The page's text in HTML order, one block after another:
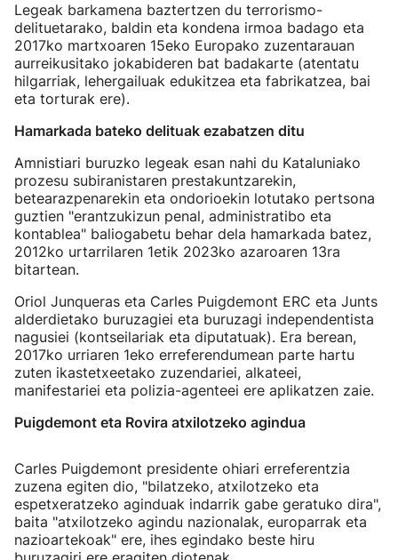
Legeak barkamena baztertzen du terrorismo-
delituetarako, baldin eta kondena irmoa badago eta
2017ko martxoaren 15eko Europako zuzentarauan
aurreikusitako jokabideren bat badakarte (atentatu
hilgarriak, lehergailuak edukitzea eta fabrikatzea, bai
eta torturak ere).
Hamarkada bateko delituak ezabatzen ditu
Amnistiari buruzko legeak esan nahi du Kataluniako
prozesu subiranistaren prestakuntzarekin,
betearazpenarekin eta ondorioekin lotutako pertsona
guztien "erantzukizun penal, administratibo eta
kontablea" baliogabetu behar dela hamarkada batez,
2012ko urtarrilaren 1etik 2023ko azaroaren 13ra
bitartean.
Oriol Junqueras eta Carles Puigdemont ERC eta Junts
alderdietako buruzagiei eta buruzagi independentista
nagusiei (kontseilariak eta diputatuak). Era berean,
2017ko urriaren 1eko erreferendumean parte hartu
zuten ikastetxeetako zuzendariei, alkateei,
manifestariei eta polizia-agenteei ere aplikatzen zaie.
Puigdemont eta Rovira atxilotzeko agindua
Carles Puigdemont presidente ohiari erreferentzia
zuzena egiten dio, "bilatzeko, atxilotzeko eta
espetxeratzeko aginduak indarrik gabe geratuko dira",
baita "atxilotzeko agindu nazionalak, europarrak eta
nazioartekoak" ere, ihes egindako beste hiru